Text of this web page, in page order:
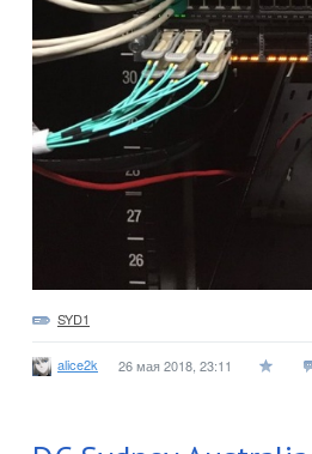
SYD1
alice2k 26 мая 2018, 23:11